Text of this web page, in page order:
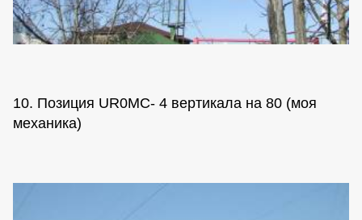
10. Позиция UR0MC- 4 вертикала на 80 (моя
механика)